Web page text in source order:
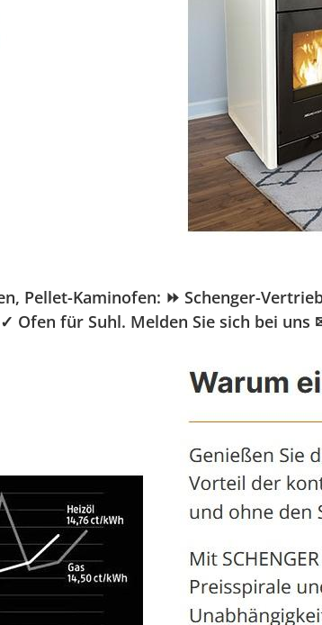
Pellet-Kaminofen: ⏩ Schenger-
Ofen für Suhl. Melden Sie sich bei uns